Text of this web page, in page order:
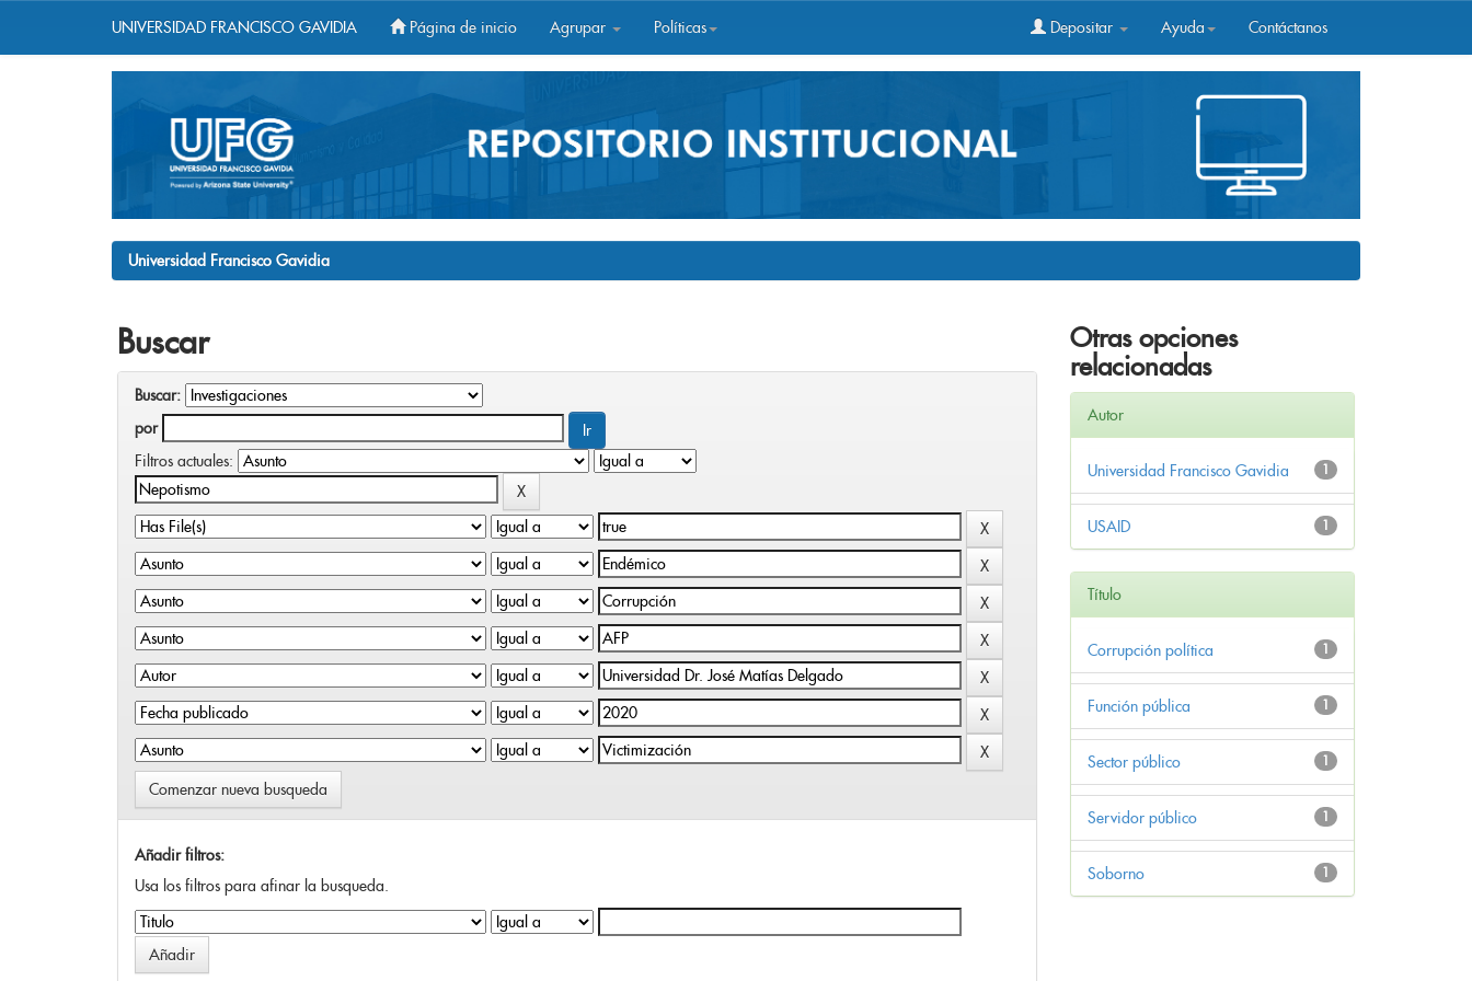
UNIVERSIDAD FRANCISCO GAVIDIA Página de inicio Agrupar Políticas Depositar Ayuda Contáctanos
Universidad Francisco Gavidia
Buscar
Buscar:
por
Filtros actuales:
Comenzar nueva busqueda
Añadir filtros:
Usa los filtros para afinar la busqueda.
Otras opciones
relacionadas
Autor
1
Universidad Francisco Gavidia
1
USAID
Título
1
Corrupción política
1
Función pública
1
Sector público
1
Servidor público
1
Soborno